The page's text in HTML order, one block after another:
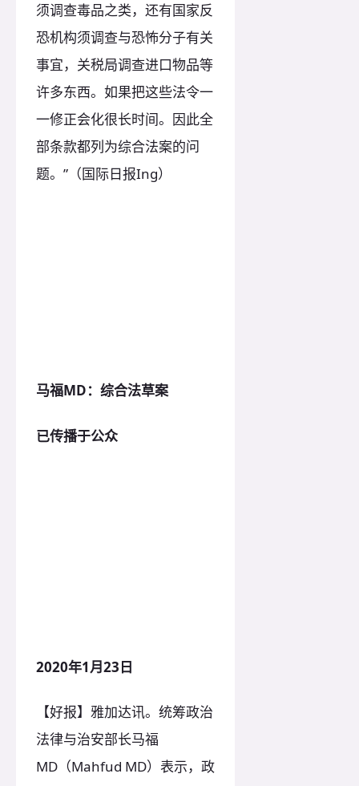
须调查毒品之类，还有国家反
恐机构须调查与恐怖分子有关
事宜，关税局调查进口物品等
许多东西。如果把这些法令一
一修正会化很长时间。因此全
部条款都列为综合法案的问
题。”（国际日报Ing）
马福MD：综合法草案
已传播于公众
2020年1月23日
【好报】雅加达讯。统筹政治
法律与治安部长马福
MD（Mahfud MD）表示，政